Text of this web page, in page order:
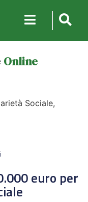
Online
Sociale,
euro per